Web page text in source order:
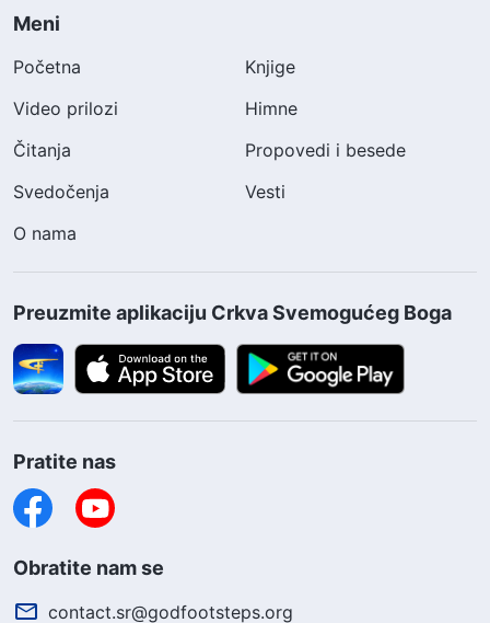
Meni
Početna
Knjige
Video prilozi
Himne
Čitanja
Propovedi i besede
Svedočenja
Vesti
O nama
Preuzmite aplikaciju Crkva Svemogućeg Boga
Pratite nas
Obratite nam se
contact.sr@godfootsteps.org